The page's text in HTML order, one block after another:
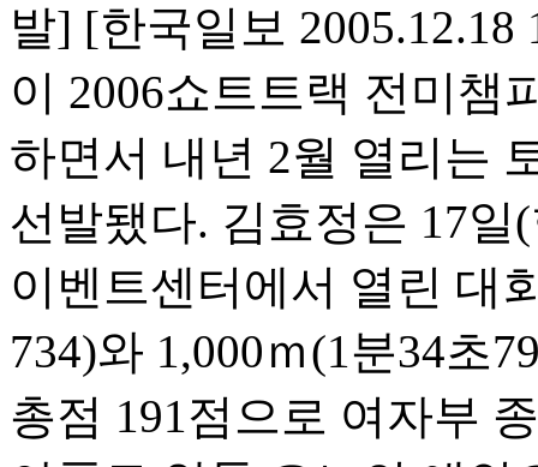
발] [한국일보
이 2006쇼트트랙 전미챔
하면서 내년 2월 열리는
선발됐다. 김효정은 17
이벤트센터에서 열린 대
734)와 1,000ｍ(1분34초
총점 191점으로 여자부